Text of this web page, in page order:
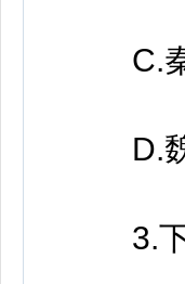
C.秦
D.魏
3.下